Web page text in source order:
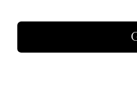
Een levend